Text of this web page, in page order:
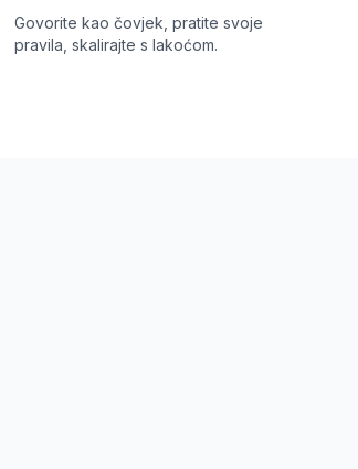
Govorite kao čovjek, pratite svoje
pravila, skalirajte s lakoćom.